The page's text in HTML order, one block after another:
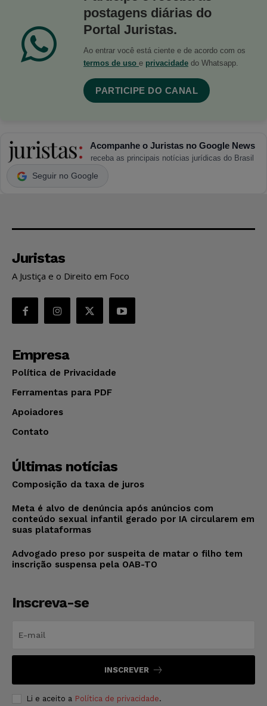
postagens diárias do
Portal Juristas.
Ao entrar você está ciente e de acordo com os
termos de uso e privacidade do Whatsapp.
PARTICIPE DO CANAL
Acompanhe o Juristas no Google News
receba as principais notícias jurídicas do Brasil
Seguir no Google
Juristas
A Justiça e o Direito em Foco
Empresa
Política de Privacidade
Ferramentas para PDF
Apoiadores
Contato
Últimas notícias
Composição da taxa de juros
Meta é alvo de denúncia após anúncios com
conteúdo sexual infantil gerado por IA circularem em
suas plataformas
Advogado preso por suspeita de matar o filho tem
inscrição suspensa pela OAB-TO
Inscreva-se
INSCREVER
Li e aceito a Política de privacidade.